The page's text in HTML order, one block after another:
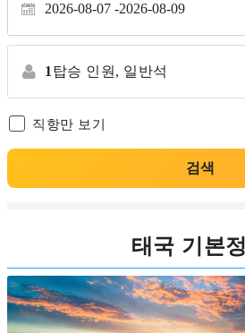
2026-08-07 2026-08-09
1 탑승 인원, 일반석
직항만 보기
검색
태국 기본